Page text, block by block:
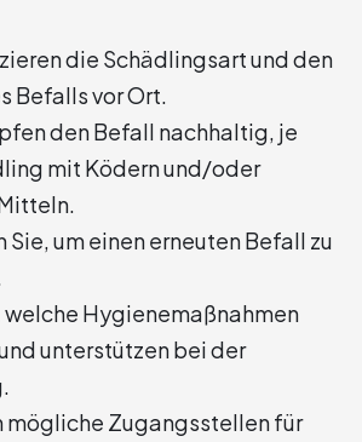
die Schädlingsart und den
Befalls vor Ort.
den Befall nachhaltig, je
mit Ködern und/oder
Sie, um einen erneuten Befall zu
welche Hygienemaßnahmen
unterstützen bei der
mögliche Zugangsstellen für